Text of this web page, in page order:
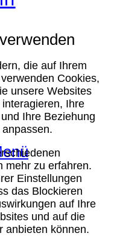
die auf Ihrem
Cookies,
unsere Websites
Ihre
Ihre Beziehung
mehr zu erfahren.
Einstellungen
das Blockieren
auf Ihre
und auf die
anbieten können.